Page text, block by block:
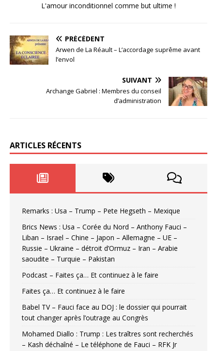
L'amour inconditionnel comme but ultime !
PRÉCÉDENT
Arwen de La Réault – L’accordage suprême avant
l’envol
SUIVANT
Archange Gabriel : Membres du conseil
d’administration
ARTICLES RÉCENTS
Remarks : Usa – Trump – Pete Hegseth – Mexique
Brics News : Usa – Corée du Nord – Anthony Fauci –
Liban – Israel – Chine – Japon – Allemagne – UE –
Russie – Ukraine – détroit d’Ormuz – Iran – Arabie
saoudite – Turquie – Pakistan
Podcast – Faites ça… Et continuez à le faire
Faites ça… Et continuez à le faire
Babel TV – Fauci face au DOJ : le dossier qui pourrait
tout changer après l’outrage au Congrès
Mohamed Diallo : Trump : Les traîtres sont recherchés
– Kash déchaîné – Le téléphone de Fauci – RFK Jr